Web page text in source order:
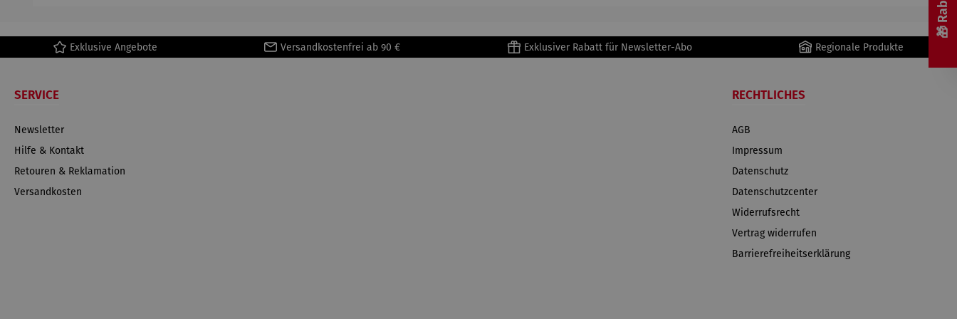
Exklusive Angebote Versandkostenfrei ab 90 € Exklusiver Rabatt für Newsletter-Abo Regionale Produkte
SERVICE
Newsletter
Hilfe & Kontakt
Retouren & Reklamation
Versandkosten
RECHTLICHES
AGB
Impressum
Datenschutz
Datenschutzcenter
Widerrufsrecht
Vertrag widerrufen
Barrierefreiheitserklärung